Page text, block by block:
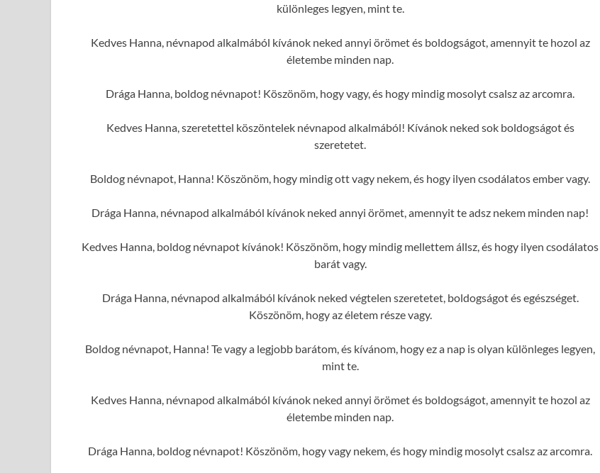
különleges legyen, mint te.
Kedves Hanna, névnapod alkalmából kívánok neked annyi örömet és boldogságot, amennyit te hozol az
életembe minden nap.
Drága Hanna, boldog névnapot! Köszönöm, hogy vagy, és hogy mindig mosolyt csalsz az arcomra.
Kedves Hanna, szeretettel köszöntelek névnapod alkalmából! Kívánok neked sok boldogságot és
szeretetet.
Boldog névnapot, Hanna! Köszönöm, hogy mindig ott vagy nekem, és hogy ilyen csodálatos ember vagy.
Drága Hanna, névnapod alkalmából kívánok neked annyi örömet, amennyit te adsz nekem minden nap!
Kedves Hanna, boldog névnapot kívánok! Köszönöm, hogy mindig mellettem állsz, és hogy ilyen csodálatos
barát vagy.
Drága Hanna, névnapod alkalmából kívánok neked végtelen szeretetet, boldogságot és egészséget.
Köszönöm, hogy az életem része vagy.
Boldog névnapot, Hanna! Te vagy a legjobb barátom, és kívánom, hogy ez a nap is olyan különleges legyen,
mint te.
Kedves Hanna, névnapod alkalmából kívánok neked annyi örömet és boldogságot, amennyit te hozol az
életembe minden nap.
Drága Hanna, boldog névnapot! Köszönöm, hogy vagy nekem, és hogy mindig mosolyt csalsz az arcomra.